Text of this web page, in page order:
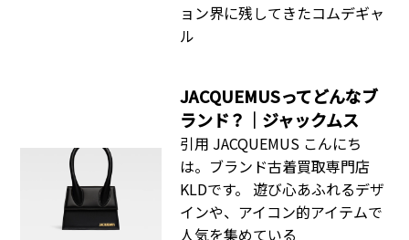
ョン界に残してきたコムデギャ
ル
JACQUEMUSってどんなブ
ランド？｜ジャックムス
引用 JACQUEMUS こんにち
は。ブランド古着買取専門店
KLDです。 遊び心あふれるデザ
インや、アイコン的アイテムで
人気を集めている